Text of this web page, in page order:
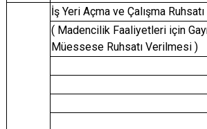
İş Yeri Açma ve Çalışma
( Madencilik Faaliyetleri için
Müessese Ruhsatı Verilmesi )